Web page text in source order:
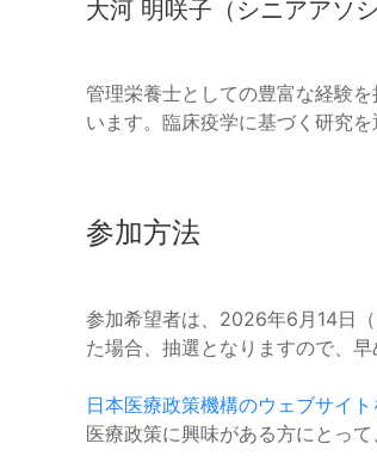
大河 明咲子（シニアアソシ
管理栄養士としての豊富な経験
います。臨床疫学に基づく研究
参加方法
参加希望者は、2026年6月14日
た場合、抽選となりますので、早
日本医療政策機構のウェブサイ
医療政策に興味がある方にとっ